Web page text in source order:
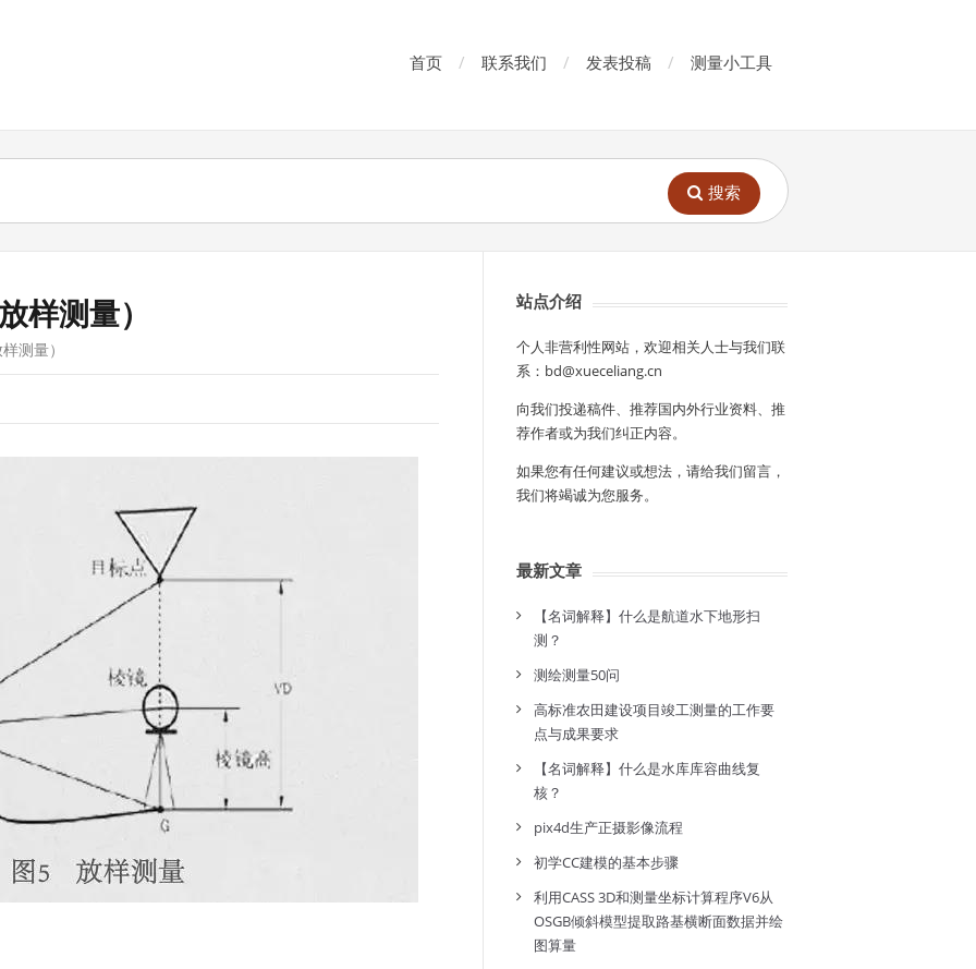
首页 联系我们 发表投稿 测量小工具
搜索
样测量）
测量）
站点介绍
个人非营利性网站，欢迎相关人士与我们联
系：bd@xueceliang.cn
向我们投递稿件、推荐国内外行业资料、推
荐作者或为我们纠正内容。
如果您有任何建议或想法，请给我们留言，
我们将竭诚为您服务。
最新文章
【名词解释】什么是航道水下地形扫
测？
测绘测量50问
高标准农田建设项目竣工测量的工作要
点与成果要求
【名词解释】什么是水库库容曲线复
核？
pix4d生产正摄影像流程
初学CC建模的基本步骤
利用CASS 3D和测量坐标计算程序V6从
OSGB倾斜模型提取路基横断面数据并绘
图算量